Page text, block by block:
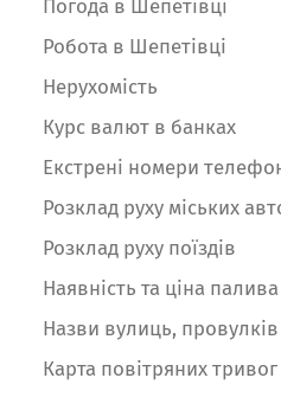
Погода в Шепетівці
Робота в Шепетівці
Нерухомість
Курс валют в банках
Екстрені номери
Розклад руху міських
Розклад руху поїздів
Наявність та ціна палива
Назви вулиць,
Карта повітряних тривог